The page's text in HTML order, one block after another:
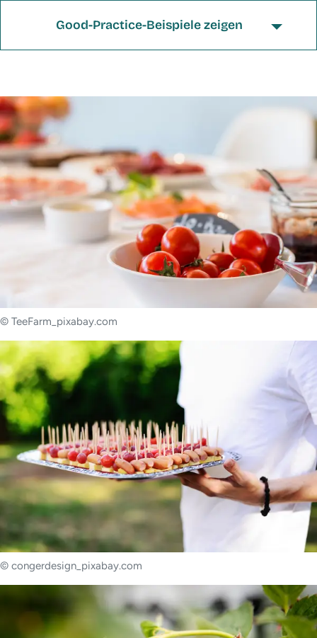
Good-Practice-Beispiele zeigen
© TeeFarm_pixabay.com
© congerdesign_pixabay.com